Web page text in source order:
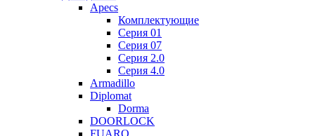
Apecs
Комплектующие
Серия 01
Серия 07
Серия 2.0
Серия 4.0
Armadillo
Diplomat
Dorma
DOORLOCK
FUARO